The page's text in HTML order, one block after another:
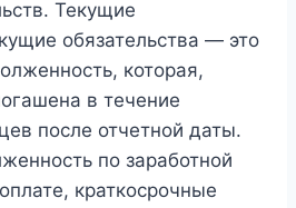
Текущие
обязательства — это
которая,
в течение
после отчетной даты.
по заработной
краткосрочные